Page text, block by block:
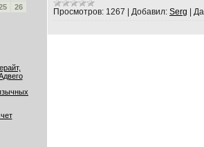
26
Просмотров: 1267 | Добавил: Serg |